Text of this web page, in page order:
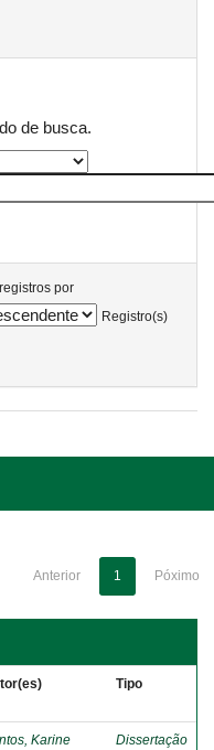
de busca.
por
Registro(s)
Anterior 1 Póximo
Tipo
Karine
Dissertação